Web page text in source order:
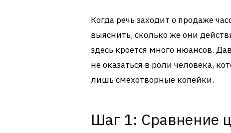
Когда речь заходит о продаже
выяснить, сколько же они
здесь кроется много нюансов.
не оказаться в роли человека,
лишь смехотворные копейки.
Шаг 1: Сравнение